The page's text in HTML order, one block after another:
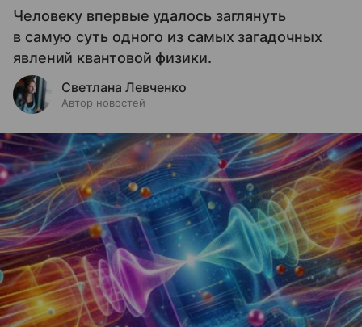
Человеку впервые удалось заглянуть
в самую суть одного из самых загадочных
явлений квантовой физики.
Светлана Левченко
Автор новостей